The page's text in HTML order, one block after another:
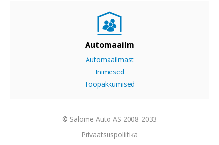
Automaailm
Automaailmast
Inimesed
Tööpakkumised
© Salome Auto AS 2008-2033
Privaatsuspoliitika